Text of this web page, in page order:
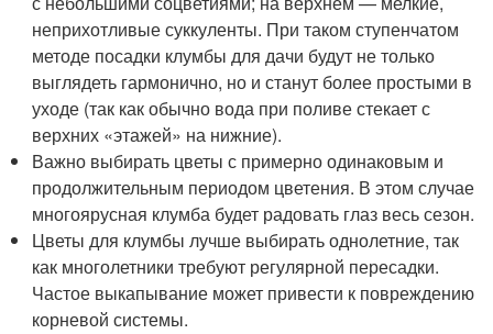
неприхотливые суккуленты. При таком ступенчатом
методе посадки клумбы для дачи будут не только
выглядеть гармонично, но и станут более простыми в
уходе (так как обычно вода при поливе стекает с
верхних «этажей» на нижние).
Важно выбирать цветы с примерно одинаковым и
продолжительным периодом цветения. В этом случае
многоярусная клумба будет радовать глаз весь сезон.
Цветы для клумбы лучше выбирать однолетние, так
как многолетники требуют регулярной пересадки.
Частое выкапывание может привести к повреждению
корневой системы.